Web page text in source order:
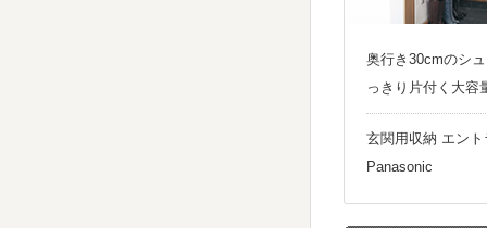
奥行き30cmのシ
っきり片付く大容
玄関用収納 エン
Panasonic